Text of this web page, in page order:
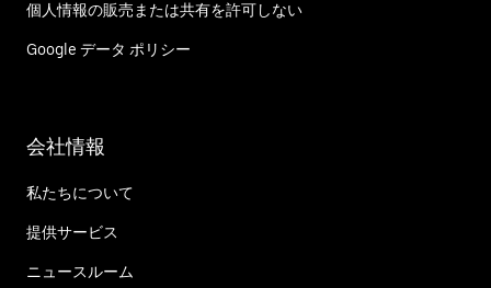
個人情報の販売または共有を許可しない
Google データ ポリシー
会社情報
私たちについて
提供サービス
ニュースルーム